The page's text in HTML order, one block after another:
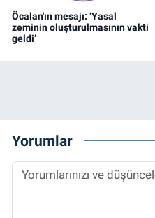
Öcalan'ın mesajı: ‘Yasal
zeminin oluşturulmasının vakti
geldi’
Yorumlar